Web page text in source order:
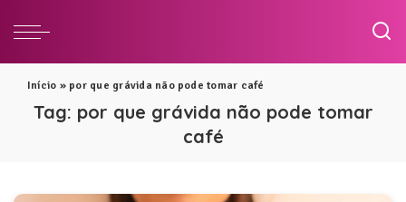
Início » por que grávida não pode tomar café
Tag: por que grávida não pode tomar
café